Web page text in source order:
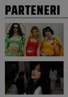
PARTENERI